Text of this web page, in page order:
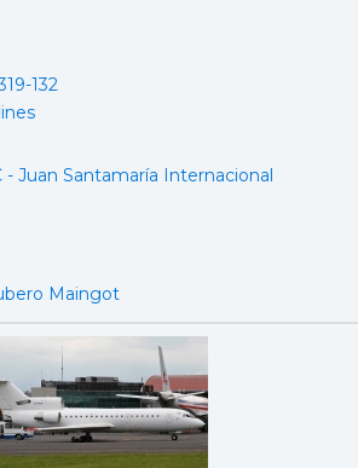
132
- Juan Santamaría Internacional
Maingot